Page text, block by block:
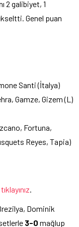
2 galibiyet, 1
Genel puan
Santi (İtalya)
Gamze, Gizem (L)
Fortuna,
Reyes, Tapia)
tıklayınız
Dominik
3-0 mağlup